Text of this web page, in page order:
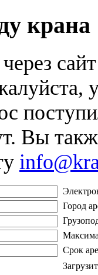
крана
Вы
Город
Срок